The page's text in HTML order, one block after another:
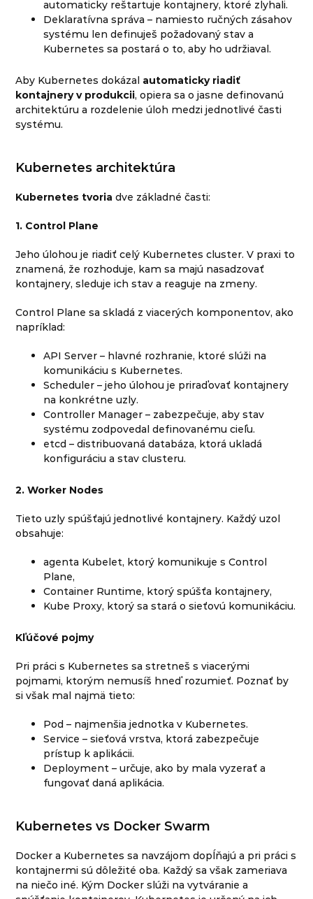
automaticky reštartuje kontajnery, ktoré zlyhali.
Deklaratívna správa – namiesto ručných zásahov
systému len definuješ požadovaný stav a
Kubernetes sa postará o to, aby ho udržiaval.
Aby Kubernetes dokázal automaticky riadiť
kontajnery v produkcii, opiera sa o jasne definovanú
architektúru a rozdelenie úloh medzi jednotlivé časti
systému.
Kubernetes architektúra
Kubernetes tvoria dve základné časti:
1. Control Plane
Jeho úlohou je riadiť celý Kubernetes cluster. V praxi to
znamená, že rozhoduje, kam sa majú nasadzovať
kontajnery, sleduje ich stav a reaguje na zmeny.
Control Plane sa skladá z viacerých komponentov, ako
napríklad:
API Server – hlavné rozhranie, ktoré slúži na
komunikáciu s Kubernetes.
Scheduler – jeho úlohou je priraďovať kontajnery
na konkrétne uzly.
Controller Manager – zabezpečuje, aby stav
systému zodpovedal definovanému cieľu.
etcd – distribuovaná databáza, ktorá ukladá
konfiguráciu a stav clusteru.
2. Worker Nodes
Tieto uzly spúšťajú jednotlivé kontajnery. Každý uzol
obsahuje:
agenta Kubelet, ktorý komunikuje s Control
Plane,
Container Runtime, ktorý spúšťa kontajnery,
Kube Proxy, ktorý sa stará o sieťovú komunikáciu.
Kľúčové pojmy
Pri práci s Kubernetes sa stretneš s viacerými
pojmami, ktorým nemusíš hneď rozumieť. Poznať by
si však mal najmä tieto:
Pod – najmenšia jednotka v Kubernetes.
Service – sieťová vrstva, ktorá zabezpečuje
prístup k aplikácii.
Deployment – určuje, ako by mala vyzerať a
fungovať daná aplikácia.
Kubernetes vs Docker Swarm
Docker a Kubernetes sa navzájom dopĺňajú a pri práci s
kontajnermi sú dôležité oba. Každý sa však zameriava
na niečo iné. Kým Docker slúži na vytváranie a